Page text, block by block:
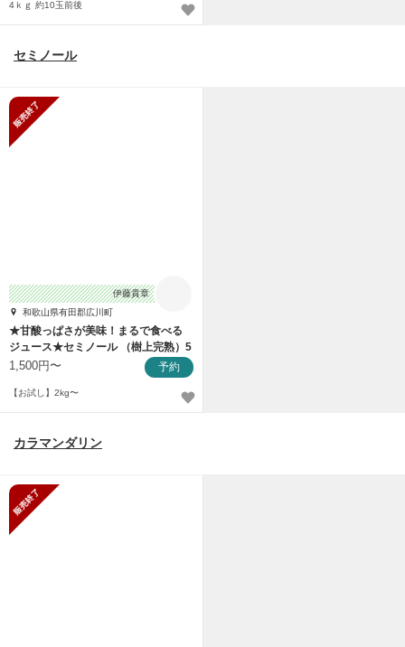
4ｋｇ 約10玉前後
セミノール
伊藤貴章
和歌山県有田郡広川町
★甘酸っぱさが美味！まるで食べる
ジュース★セミノール （樹上完熟）5
月発送
1,500円〜 予約
【お試し】2kg〜
カラマンダリン